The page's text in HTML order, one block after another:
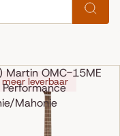
Martin OMC-15ME
Mahonie
meer leverbaar